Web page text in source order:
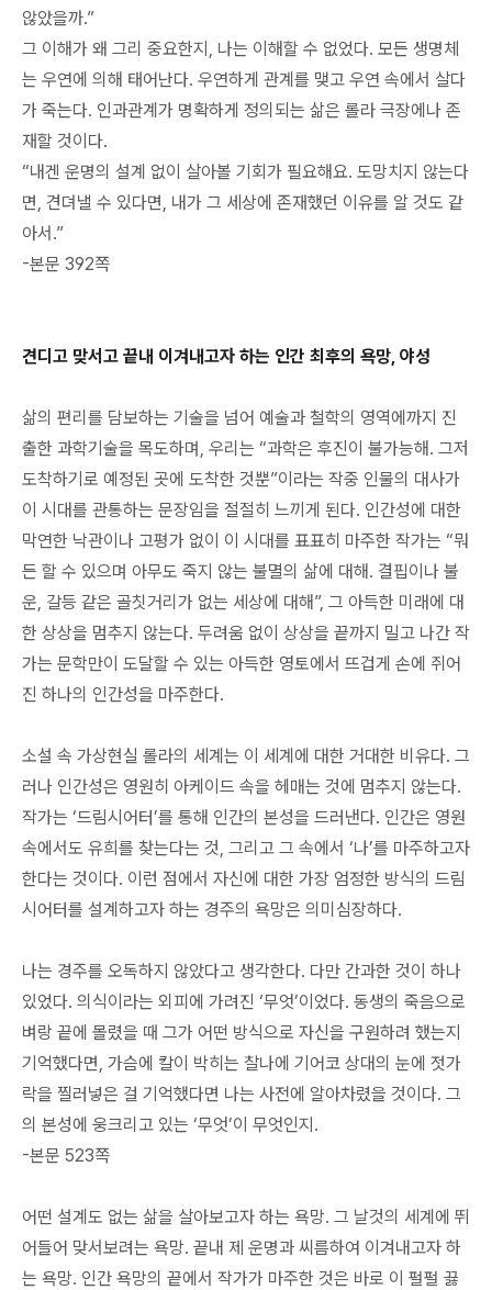
않았을까.”
그 이해가 왜 그리 중요한지, 나는 이해할 수 없었다. 모든 생명체
는 우연에 의해 태어난다. 우연하게 관계를 맺고 우연 속에서 살다
가 죽는다. 인과관계가 명확하게 정의되는 삶은 롤라 극장에나 존
재할 것이다.
“내겐 운명의 설계 없이 살아볼 기회가 필요해요. 도망치지 않는다
면, 견뎌낼 수 있다면, 내가 그 세상에 존재했던 이유를 알 것도 같
아서.”
-본문 392쪽
견디고 맞서고 끝내 이겨내고자 하는 인간 최후의 욕망, 야성
삶의 편리를 담보하는 기술을 넘어 예술과 철학의 영역에까지 진
출한 과학기술을 목도하며, 우리는 “과학은 후진이 불가능해. 그저
도착하기로 예정된 곳에 도착한 것뿐”이라는 작중 인물의 대사가
이 시대를 관통하는 문장임을 절절히 느끼게 된다. 인간성에 대한
막연한 낙관이나 고평가 없이 이 시대를 표표히 마주한 작가는 “뭐
든 할 수 있으며 아무도 죽지 않는 불멸의 삶에 대해. 결핍이나 불
운, 갈등 같은 골칫거리가 없는 세상에 대해”, 그 아득한 미래에 대
한 상상을 멈추지 않는다. 두려움 없이 상상을 끝까지 밀고 나간 작
가는 문학만이 도달할 수 있는 아득한 영토에서 뜨겁게 손에 쥐어
진 하나의 인간성을 마주한다.
소설 속 가상현실 롤라의 세계는 이 세계에 대한 거대한 비유다. 그
러나 인간성은 영원히 아케이드 속을 헤매는 것에 멈추지 않는다.
작가는 ‘드림시어터’를 통해 인간의 본성을 드러낸다. 인간은 영원
속에서도 유희를 찾는다는 것, 그리고 그 속에서 ‘나’를 마주하고자
한다는 것이다. 이런 점에서 자신에 대한 가장 엄정한 방식의 드림
시어터를 설계하고자 하는 경주의 욕망은 의미심장하다.
나는 경주를 오독하지 않았다고 생각한다. 다만 간과한 것이 하나
있었다. 의식이라는 외피에 가려진 ‘무엇’이었다. 동생의 죽음으로
벼랑 끝에 몰렸을 때 그가 어떤 방식으로 자신을 구원하려 했는지
기억했다면, 가슴에 칼이 박히는 찰나에 기어코 상대의 눈에 젓가
락을 찔러넣은 걸 기억했다면 나는 사전에 알아차렸을 것이다. 그
의 본성에 웅크리고 있는 ‘무엇’이 무엇인지.
-본문 523쪽
어떤 설계도 없는 삶을 살아보고자 하는 욕망. 그 날것의 세계에 뛰
어들어 맞서보려는 욕망. 끝내 제 운명과 씨름하여 이겨내고자 하
는 욕망. 인간 욕망의 끝에서 작가가 마주한 것은 바로 이 펄펄 끓